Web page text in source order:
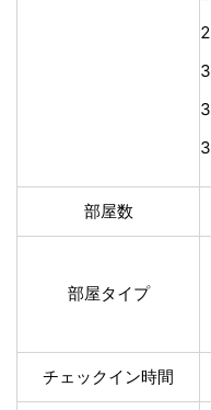
部屋数
部屋タイプ
チェックイン時間